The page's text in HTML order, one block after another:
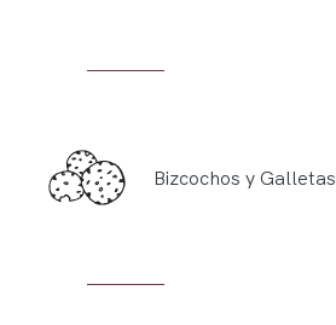
Bizcochos y Galletas